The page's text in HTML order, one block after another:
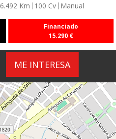
6.492 Km 100 Cv Manual
Financiado
15.290€
ME INTERESA